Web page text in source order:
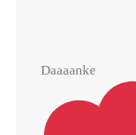
Daaaanke